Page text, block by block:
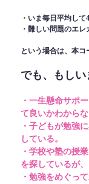
・いま毎日平均し
・難しい問題のエ
という場合は、本コ
でも、もしい
・一生懸命サポ
て良いかわからな
・子どもが勉強
している。
・学校や塾の授
を探しているが
・勉強をめぐっ